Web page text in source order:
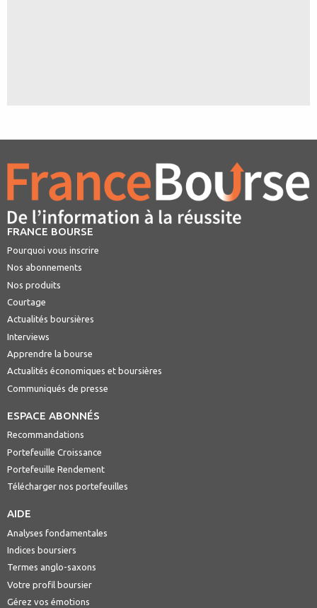
FRANCE BOURSE
Pourquoi vous inscrire
Nos abonnements
Nos produits
Courtage
Actualités boursières
Interviews
Apprendre la bourse
Actualités économiques et boursières
Communiqués de presse
ESPACE ABONNÉS
Recommandations
Portefeuille Croissance
Portefeuille Rendement
Télécharger nos portefeuilles
AIDE
Analyses fondamentales
Indices boursiers
Termes anglo-saxons
Votre profil boursier
Gérez vos émotions